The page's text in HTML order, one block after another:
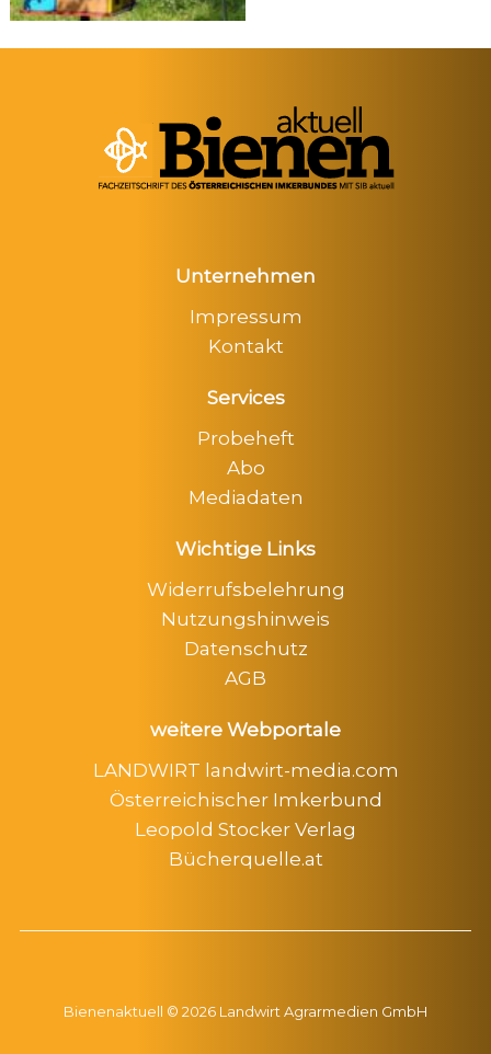
Unternehmen
Impressum
Kontakt
Services
Probeheft
Abo
Mediadaten
Wichtige Links
Widerrufsbelehrung
Nutzungshinweis
Datenschutz
AGB
weitere Webportale
LANDWIRT landwirt-media.com
Österreichischer Imkerbund
Leopold Stocker Verlag
Bücherquelle.at
Bienenaktuell © 2026 Landwirt Agrarmedien GmbH